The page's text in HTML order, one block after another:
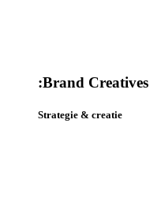
:Brand Creatives
Strategie & creatie